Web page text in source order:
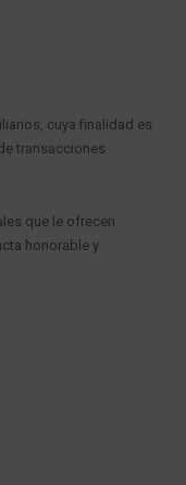
cuya finalidad es
transacciones
que le ofrecen
honorable y